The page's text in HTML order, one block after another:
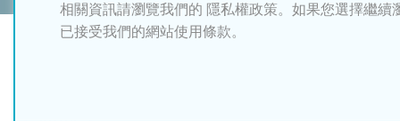
相關資訊請瀏覽我們的 隱私權政策。如果您選擇繼續
已接受我們的網站使用條款。